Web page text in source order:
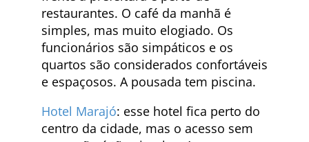
restaurantes. O café da manhã é
simples, mas muito elogiado. Os
funcionários são simpáticos e os
quartos são considerados confortáveis
e espaçosos. A pousada tem piscina.
Hotel Marajó: esse hotel fica perto do
centro da cidade, mas o acesso sem